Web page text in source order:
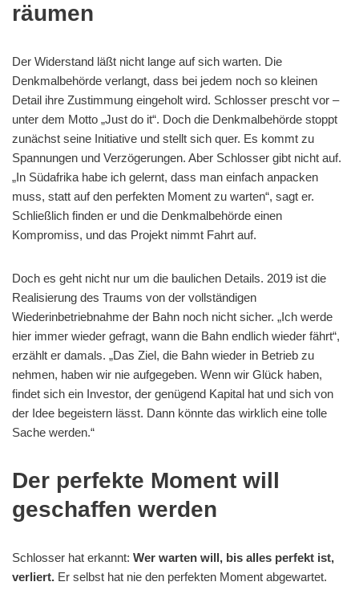
räumen
Der Widerstand läßt nicht lange auf sich warten. Die
Denkmalbehörde verlangt, dass bei jedem noch so kleinen
Detail ihre Zustimmung eingeholt wird. Schlosser prescht vor –
unter dem Motto „Just do it“. Doch die Denkmalbehörde stoppt
zunächst seine Initiative und stellt sich quer. Es kommt zu
Spannungen und Verzögerungen. Aber Schlosser gibt nicht auf.
„In Südafrika habe ich gelernt, dass man einfach anpacken
muss, statt auf den perfekten Moment zu warten“, sagt er.
Schließlich finden er und die Denkmalbehörde einen
Kompromiss, und das Projekt nimmt Fahrt auf.
Doch es geht nicht nur um die baulichen Details. 2019 ist die
Realisierung des Traums von der vollständigen
Wiederinbetriebnahme der Bahn noch nicht sicher. „Ich werde
hier immer wieder gefragt, wann die Bahn endlich wieder fährt“,
erzählt er damals. „Das Ziel, die Bahn wieder in Betrieb zu
nehmen, haben wir nie aufgegeben. Wenn wir Glück haben,
findet sich ein Investor, der genügend Kapital hat und sich von
der Idee begeistern lässt. Dann könnte das wirklich eine tolle
Sache werden.“
Der perfekte Moment will
geschaffen werden
Schlosser hat erkannt: Wer warten will, bis alles perfekt ist,
verliert. Er selbst hat nie den perfekten Moment abgewartet.